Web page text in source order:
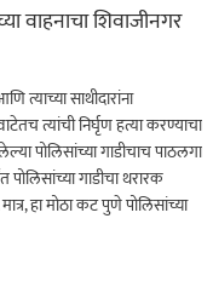
वाहनाचा शिवाजीनगर
साथीदारांना
त्यांची निर्घृण हत्या करण्याचा
पोलिसांच्या गाडीचाच पाठलगा
गाडीचा थरारक
हा मोठा कट पुणे पोलिसांच्या